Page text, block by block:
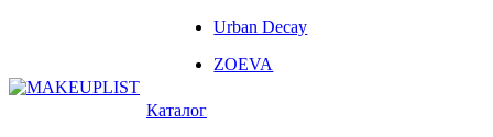
Urban Decay
ZOEVA
Каталог